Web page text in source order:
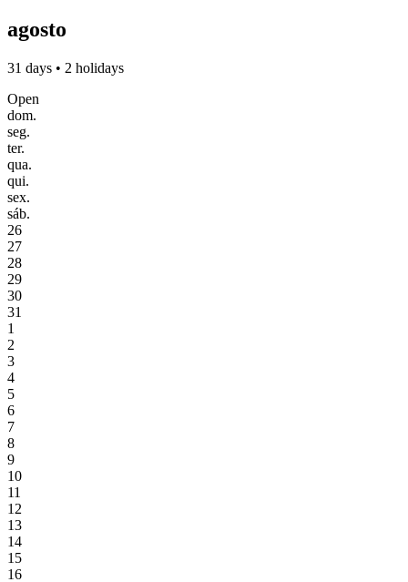
agosto
31 days • 2 holidays
Open
dom.
seg.
ter.
qua.
qui.
sex.
sáb.
26
27
28
29
30
31
1
2
3
4
5
6
7
8
9
10
11
12
13
14
15
16